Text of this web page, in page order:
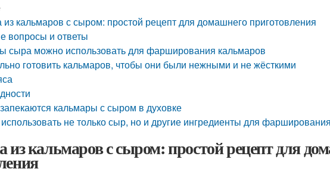
из кальмаров с сыром: простой рецепт для домашнего приготовления
вопросы и ответы
сыра можно использовать для фарширования кальмаров
готовить кальмаров, чтобы они были нежными и не жёсткими
кальмары с сыром в духовке
не только сыр, но и другие ингредиенты для
из кальмаров с сыром: простой рецепт для